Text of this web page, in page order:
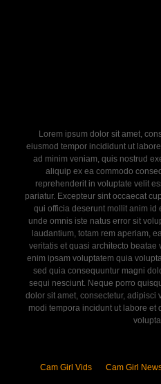
Lorem ipsum dolor sit amet,
eiusmod tempor incididunt ut
ad minim veniam, quis nostrud
aliquip ex ea commodo
reprehenderit in voluptate velit
pariatur. Excepteur sint occaecat
qui officia deserunt mollit anim id
unde omnis iste natus error sit
laudantium, totam rem aperiam,
veritatis et quasi architecto beatae
enim ipsam voluptatem quia
sed quia consequuntur magni
sequi nesciunt. Neque porro
dolor sit amet, consectetur,
modi tempora incidunt ut labore
Cam Girl Vids Cam Girl